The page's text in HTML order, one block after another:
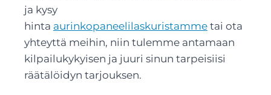
ja kysy
hinta aurinkopaneelilaskuristamme tai ota
yhteyttä meihin, niin tulemme antamaan
kilpailukykyisen ja juuri sinun tarpeisiisi
räätälöidyn tarjouksen.